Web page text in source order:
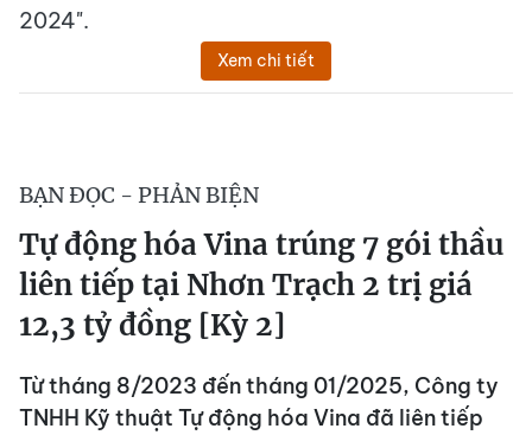
2024".
Xem chi tiết
BẠN ĐỌC - PHẢN BIỆN
Tự động hóa Vina trúng 7 gói thầu
liên tiếp tại Nhơn Trạch 2 trị giá
12,3 tỷ đồng [Kỳ 2]
Từ tháng 8/2023 đến tháng 01/2025, Công ty
TNHH Kỹ thuật Tự động hóa Vina đã liên tiếp